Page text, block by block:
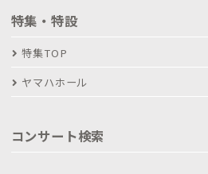
特集・特設
特集TOP
ヤマハホール
コンサート検索